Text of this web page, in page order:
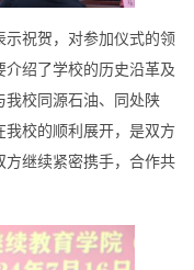
示祝贺，对参加仪式的领
绍了学校的历史沿革及
我校同源石油、同处陕
校的顺利展开，是双方
方继续紧密携手，合作共